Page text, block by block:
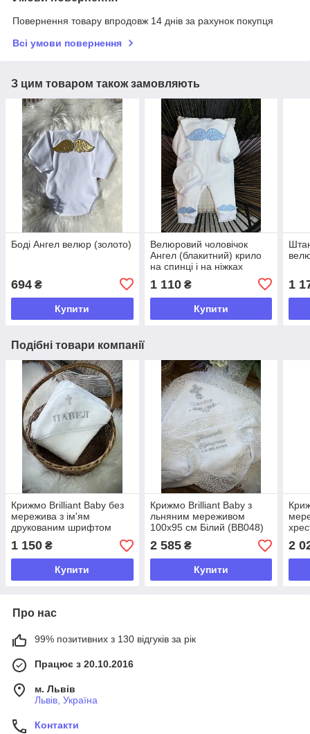
Повернення товару впродовж 14 днів за рахунок покупця
Всі умови повернення
З цим товаром також замовляють
Боді Ангел велюр (золото)
694 ₴
Купити
Велюровий чоловічок
Ангел (блакитний) крило
на спинці і на ніжках
1 110₴
Купити
1
Подібні товари компанії
Крижмо Brilliant Baby без
мережива з ім'ям
друкованим шрифтом
95х95 см Білий (BB067)
1 150 ₴
Купити
Крижмо Brilliant Baby з
льняним мереживом
100х95 см Білий (BB048)
2 585₴
Купити
2
Про нас
99% позитивних з 130 відгуків за рік
Працює з 20.10.2016
м. Львів
Львів, Україна
Контакти